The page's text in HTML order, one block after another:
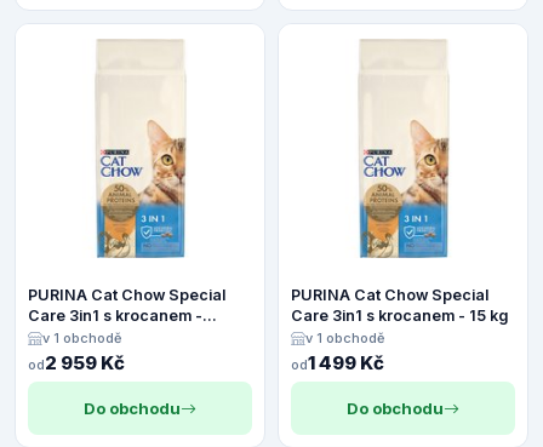
PURINA Cat Chow Special
Care 3in1 s krocanem -
Výhodné balení 2 x 15 kg
v 1 obchodě
od2 959 Kč
Do obchodu
PURINA Cat Chow Special
Care 3in1 s krocanem - 15 kg
v 1 obchodě
od1 499 Kč
Do obchodu